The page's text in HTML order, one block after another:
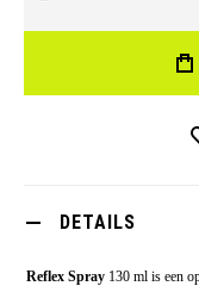
DETAILS
Reflex Spray 130 ml is een